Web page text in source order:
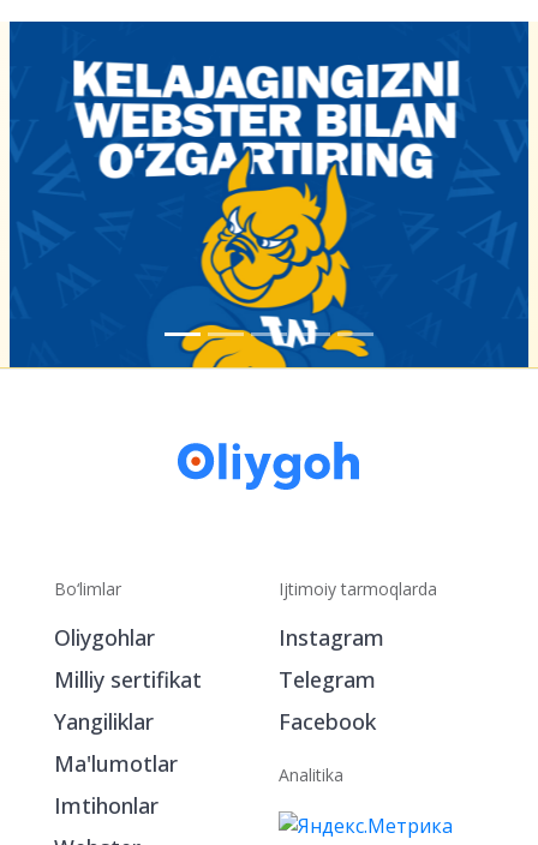
Bo‘limlar
Oliygohlar
Milliy sertifikat
Yangiliklar
Ma'lumotlar
Imtihonlar
Ijtimoiy tarmoqlarda
Instagram
Telegram
Facebook
Analitika